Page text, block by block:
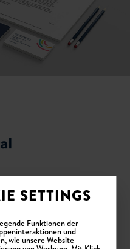
SETTINGS
Funktionen der
und
wie unsere Website